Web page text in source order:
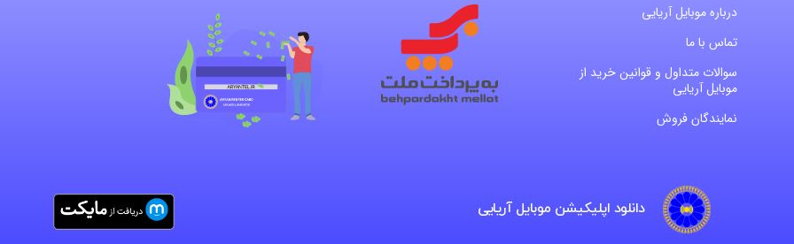
درباره موبایل آریایی
تماس با ما
سوالات متداول و قوانین خرید از
موبایل آریایی
نمایندگان فروش
دانلود اپلیکیشن موبایل آریایی